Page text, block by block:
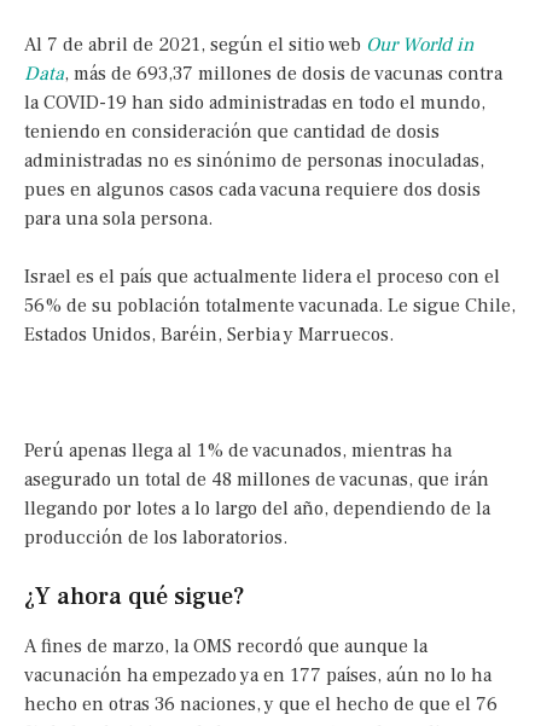
Al 7 de abril de 2021, según el sitio web Our World in
Data, más de 693,37 millones de dosis de vacunas contra
la COVID-19 han sido administradas en todo el mundo,
teniendo en consideración que cantidad de dosis
administradas no es sinónimo de personas inoculadas,
pues en algunos casos cada vacuna requiere dos dosis
para una sola persona.
Israel es el país que actualmente lidera el proceso con el
56% de su población totalmente vacunada. Le sigue Chile,
Estados Unidos, Baréin, Serbia y Marruecos.
Perú apenas llega al 1% de vacunados, mientras ha
asegurado un total de 48 millones de vacunas, que irán
llegando por lotes a lo largo del año, dependiendo de la
producción de los laboratorios.
¿Y ahora qué sigue?
A fines de marzo, la OMS recordó que aunque la
vacunación ha empezado ya en 177 países, aún no lo ha
hecho en otras 36 naciones, y que el hecho de que el 76